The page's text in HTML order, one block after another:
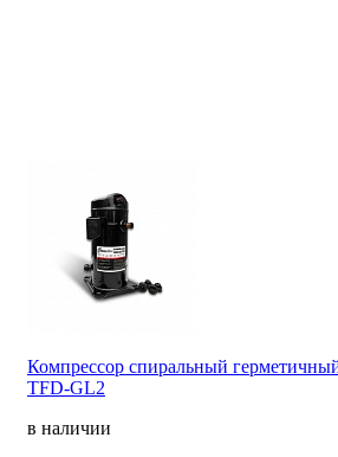
Компрессор спиральный
TFD-GL2
в наличии